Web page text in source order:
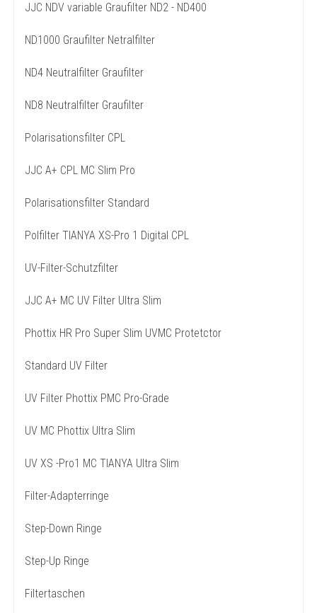
JJC NDV variable Graufilter ND2 - ND400
ND1000 Graufilter Netralfilter
ND4 Neutralfilter Graufilter
ND8 Neutralfilter Graufilter
Polarisationsfilter CPL
JJC A+ CPL MC Slim Pro
Polarisationsfilter Standard
Polfilter TIANYA XS-Pro 1 Digital CPL
UV-Filter-Schutzfilter
JJC A+ MC UV Filter Ultra Slim
Phottix HR Pro Super Slim UVMC Protetctor
Standard UV Filter
UV Filter Phottix PMC Pro-Grade
UV MC Phottix Ultra Slim
UV XS -Pro1 MC TIANYA Ultra Slim
Filter-Adapterringe
Step-Down Ringe
Step-Up Ringe
Filtertaschen